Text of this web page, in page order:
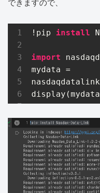
できますので、
!pip install
import
mydata =